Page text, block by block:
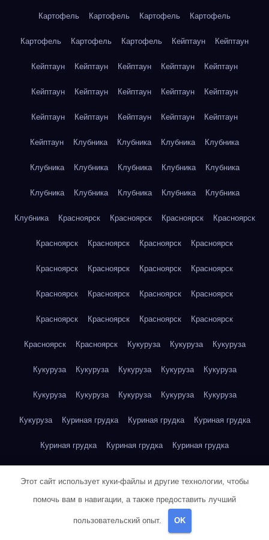
Картофель Картофель Картофель Картофель
Картофель Картофель Картофель Кейптаун Кейптаун
Кейптаун Кейптаун Кейптаун Кейптаун Кейптаун
Кейптаун Кейптаун Кейптаун Кейптаун Кейптаун
Кейптаун Кейптаун Кейптаун Кейптаун Кейптаун
Кейптаун Клубника Клубника Клубника Клубника
Клубника Клубника Клубника Клубника Клубника
Клубника Клубника Клубника Клубника Клубника
Клубника Красноярск Красноярск Красноярск Красноярск
Красноярск Красноярск Красноярск Красноярск
Красноярск Красноярск Красноярск Красноярск
Красноярск Красноярск Красноярск Красноярск
Красноярск Красноярск Красноярск Красноярск
Красноярск Красноярск Кукуруза Кукуруза Кукуруза
Кукуруза Кукуруза Кукуруза Кукуруза Кукуруза
Кукуруза Кукуруза Кукуруза Кукуруза Кукуруза
Кукуруза Куриная грудка Куриная грудка Куриная грудка
Куриная грудка Куриная грудка Куриная грудка
Куриная грудка Куриная грудка Куриная грудка
Куриная грудка Куриная грудка Куриная грудка
Этот сайт использует куки-файлы и другие технологии, чтобы
помочь вам в навигации, а также предоставить лучший
пользовательский опыт. OK